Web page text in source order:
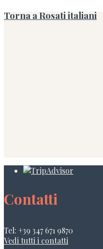
Torna a Rosati italiani
Contatti
Tel: +39 347 671 9870
Vedi tutti i contatti